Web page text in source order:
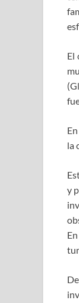
El
la
y